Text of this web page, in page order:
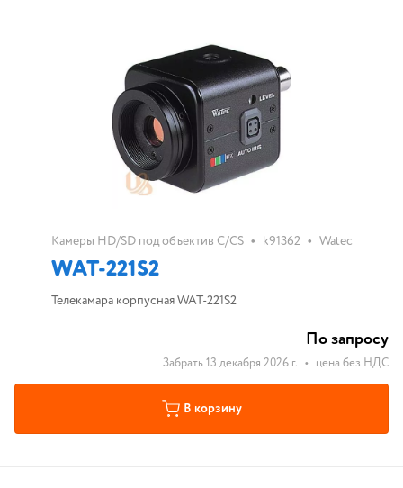
Камеры HD/SD под объектив C/CS • k91362 • Watec
WAT-221S2
Телекамара корпусная WAT-221S2
По запросу
Забрать 13 декабря 2026 г. • цена без НДС
В корзину